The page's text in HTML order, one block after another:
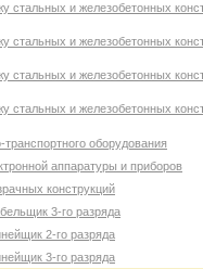
стальных и железобетонных
стальных и железобетонных
стальных и железобетонных
стальных и железобетонных
оборудования
аппаратуры и приборов
конструкций
3-го разряда
2-го разряда
3-го разряда